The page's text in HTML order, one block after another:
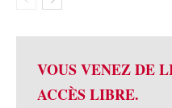
VOUS VENEZ DE
ACCÈS LIBRE.